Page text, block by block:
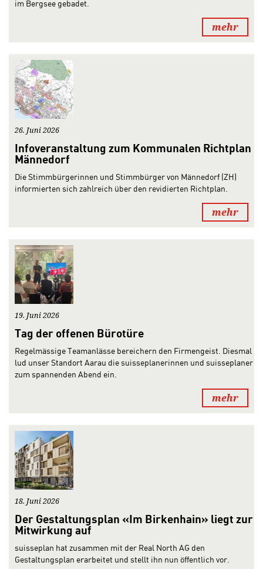
im Bergsee gebadet.
mehr
26. Juni 2026
Infoveranstaltung zum Kommunalen Richtplan
Männedorf
Die Stimmbürgerinnen und Stimmbürger von Männedorf (ZH)
informierten sich zahlreich über den revidierten Richtplan.
mehr
19. Juni 2026
Tag der offenen Bürotüre
Regelmässige Teamanlässe bereichern den Firmengeist. Diesmal
lud unser Standort Aarau die suisseplanerinnen und suisseplaner
zum spannenden Abend ein.
mehr
18. Juni 2026
Der Gestaltungsplan «Im Birkenhain» liegt zur
Mitwirkung auf
suisseplan hat zusammen mit der Real North AG den
Gestaltungsplan erarbeitet und stellt ihn nun öffentlich vor.